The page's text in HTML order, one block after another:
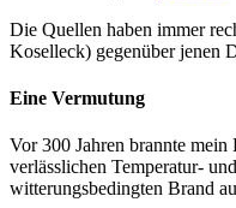
Die Quellen haben immer
Koselleck) gegenüber jenen
Eine Vermutung
Vor 300 Jahren brannte
verlässlichen Temperatur-
witterungsbedingten Brand